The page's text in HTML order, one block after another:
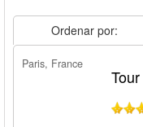
Ordenar por:
Paris, France